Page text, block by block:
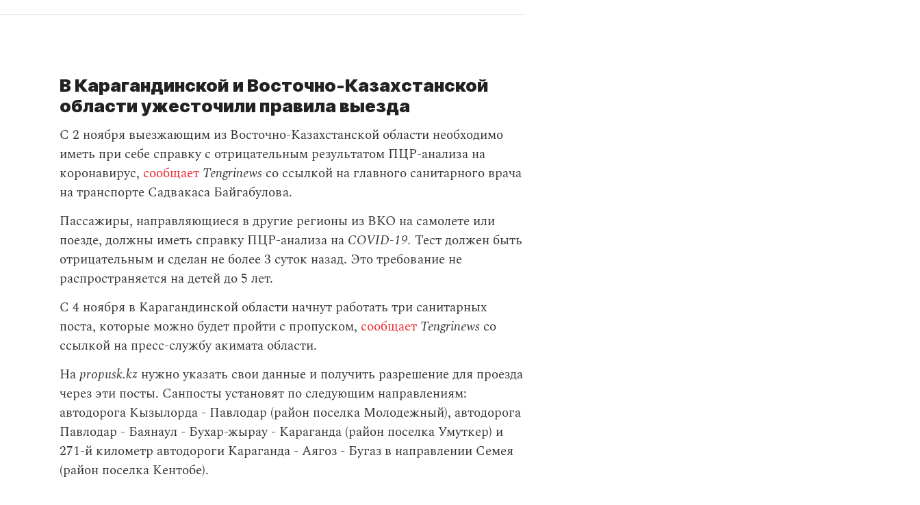
В Карагандинской и Восточно-Казахстанской
области ужесточили правила выезда
С 2 ноября выезжающим из Восточно-Казахстанской области необходимо
иметь при себе справку с отрицательным результатом ПЦР-анализа на
коронавирус, сообщает Tengrinews со ссылкой на главного санитарного врача
на транспорте Садвакаса Байгабулова.
Пассажиры, направляющиеся в другие регионы из ВКО на самолете или
поезде, должны иметь справку ПЦР-анализа на COVID-19. Тест должен быть
отрицательным и сделан не более 3 суток назад. Это требование не
распространяется на детей до 5 лет.
С 4 ноября в Карагандинской области начнут работать три санитарных
поста, которые можно будет пройти с пропуском, сообщает Tengrinews со
ссылкой на пресс-службу акимата области.
Наpropusk.kz нужно указать свои данные и получить разрешение для проезда
через эти посты. Санпосты установят по следующим направлениям:
автодорога Кызылорда - Павлодар (район поселка Молодежный), автодорога
Павлодар - Баянаул - Бухар-жырау - Караганда (район поселка Умуткер) и
271-й километр автодороги Караганда - Аягоз - Бугаз в направлении Семея
(район поселка Кентобе).